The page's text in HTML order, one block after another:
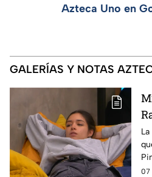
Azteca Uno en
GALERÍAS Y NOTAS
07